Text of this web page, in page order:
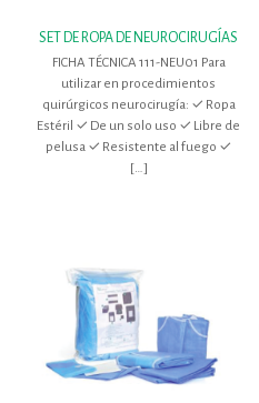
SET DE ROPA DE NEUROCIRUGÍAS
FICHA TÉCNICA 111-NEU01 Para
utilizar en procedimientos
quirúrgicos neurocirugía: ✓ Ropa
Estéril ✓ De un solo uso ✓ Libre de
pelusa ✓ Resistente al fuego ✓
[…]